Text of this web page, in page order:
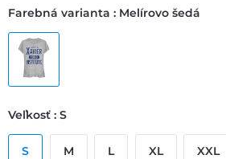
Farebná varianta : Melírovo šedá
Veľkosť : S
S M L XL XXL